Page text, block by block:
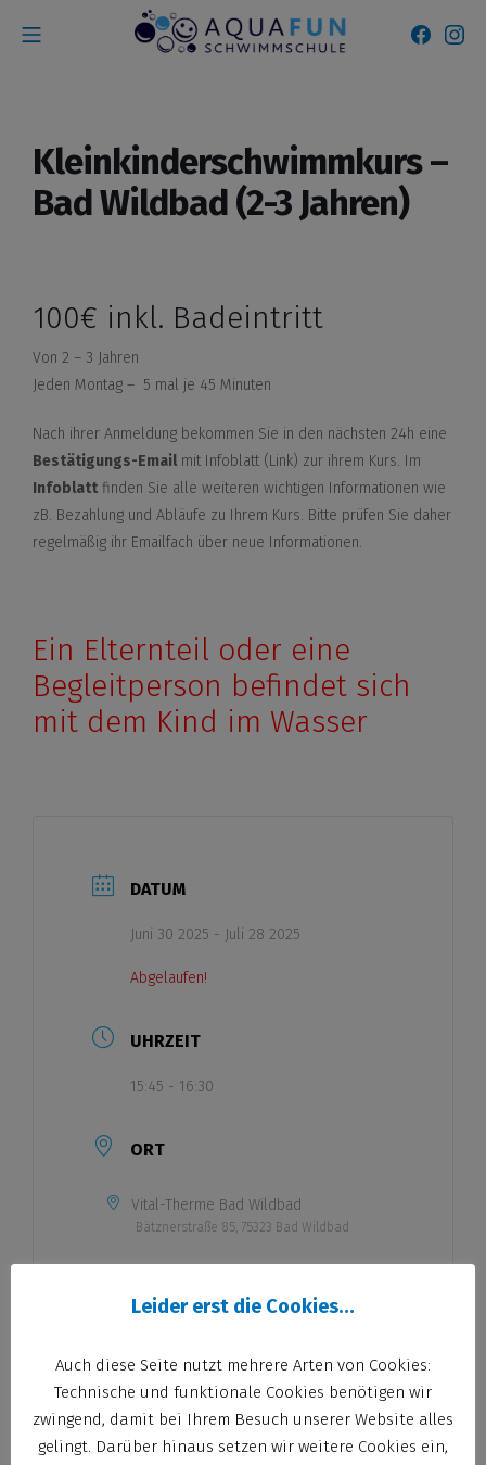
Inhalt
Mobile Menü
Kleinkinderschwimmkurs –
Bad Wildbad (2-3 Jahren)
100€ inkl. Badeintritt
Von 2 – 3 Jahren
Jeden Montag – 5 mal je 45 Minuten
Nach ihrer Anmeldung bekommen Sie in den nächsten 24h eine
Bestätigungs-Email mit Infoblatt (Link) zur ihrem Kurs. Im
Infoblatt finden Sie alle weiteren wichtigen Informationen wie
zB. Bezahlung und Abläufe zu Ihrem Kurs. Bitte prüfen Sie daher
regelmäßig ihr Emailfach über neue Informationen.
Ein Elternteil oder eine
Begleitperson befindet sich
mit dem Kind im Wasser
DATUM
Juni 30 2025 - Juli 28 2025
Abgelaufen!
UHRZEIT
15:45 - 16:30
ORT
Vital-Therme Bad Wildbad
Bätznerstraße 85, 75323 Bad Wildbad
KURS
Kleinkinderschwimmen
TRAINER
Leider erst die Cookies…
Auch diese Seite nutzt mehrere Arten von Cookies:
Technische und funktionale Cookies benötigen wir
zwingend, damit bei Ihrem Besuch unserer Website alles
gelingt. Darüber hinaus setzen wir weitere Cookies ein,